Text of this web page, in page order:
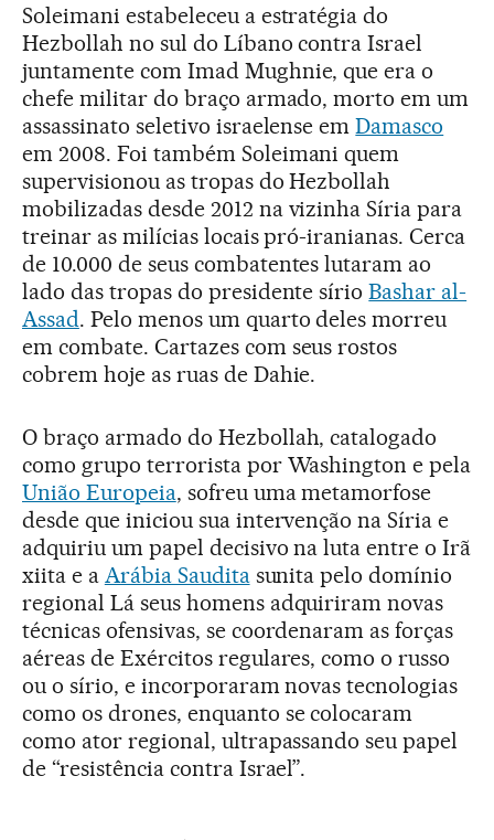
Soleimani estabeleceu a estratégia do
Hezbollah no sul do Líbano contra Israel
juntamente com Imad Mughnie, que era o
chefe militar do braço armado, morto em um
assassinato seletivo israelense emDamasco
em 2008. Foi também Soleimani quem
supervisionou as tropas do Hezbollah
mobilizadas desde 2012 na vizinha Síria para
treinar as milícias locais pró-iranianas. Cerca
de 10.000 de seus combatentes lutaram ao
lado das tropas do presidente sírioBashar al-
Assad. Pelo menos um quarto deles morreu
em combate. Cartazes com seus rostos
cobrem hoje as ruas de Dahie.
O braço armado do Hezbollah, catalogado
como grupo terrorista por Washington e pela
União Europeia, sofreu uma metamorfose
desde que iniciou sua intervenção na Síria e
adquiriu um papel decisivo na luta entre o Irã
xiita e a Arábia Sauditasunita pelo domínio
regional Lá seus homens adquiriram novas
técnicas ofensivas, se coordenaram as forças
aéreas de Exércitos regulares, como o russo
ou o sírio, e incorporaram novas tecnologias
como os drones, enquanto se colocaram
como ator regional, ultrapassando seu papel
de “resistência contra Israel”.